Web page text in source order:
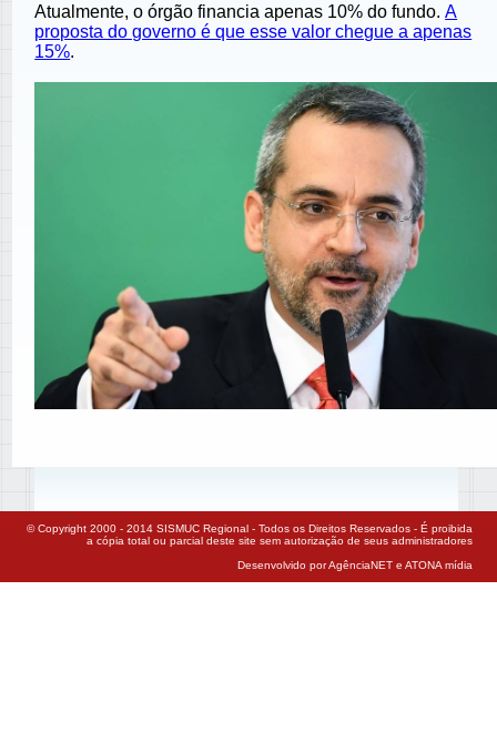
Atualmente, o órgão financia apenas 10% do fundo.A
proposta do governo é que esse valor chegue a apenas
15%.
© Copyright 2000 - 2014 SISMUC Regional - Todos os Direitos Reservados - É proibida
a cópia total ou parcial deste site sem autorização de seus administradores
Desenvolvido por AgênciaNET e ATONA mídia